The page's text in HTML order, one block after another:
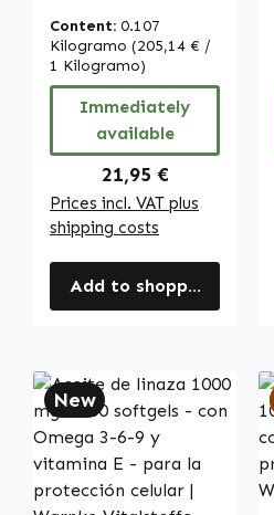
de tragar - alta
dosis y vegano |
Warnke
Vitalstoffe
Content: 0.107
Kilogramo (205,14 € /
1 Kilogramo)
Immediately
available
Regular price:
21,95 €
Prices incl. VAT plus
shipping costs
Add to shopping cart
New